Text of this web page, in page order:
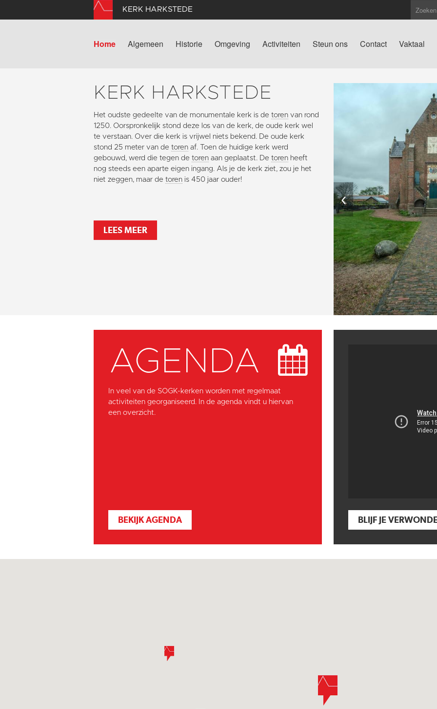
KERK HARKSTEDE
Home Algemeen Historie Omgeving Activiteiten Steun ons Contact Vaktaal
KERK HARKSTEDE
Het oudste gedeelte van de monumentale kerk is de toren van rond
1250. Oorspronkelijk stond deze los van de kerk, de oude kerk wel
te verstaan. Over die kerk is vrijwel niets bekend. De oude kerk
stond 25 meter van de toren af. Toen de huidige kerk werd
gebouwd, werd die tegen de toren aan geplaatst. De toren heeft
nog steeds een aparte eigen ingang. Als je de kerk ziet, zou je het
niet zeggen, maar de toren is 450 jaar ouder!
LEES MEER
‹
AGENDA
In veel van de SOGK-kerken worden met regelmaat
activiteiten georganiseerd. In de agenda vindt u hiervan
een overzicht.
BEKIJK AGENDA BLIJF JE